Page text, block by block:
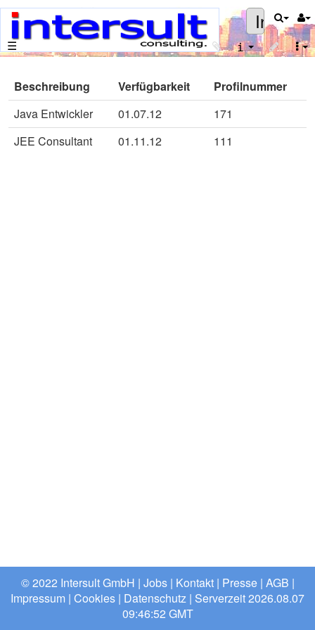
☰
Beschreibung Verfügbarkeit
Profilnummer
Java Entwickler
01.07.12
171
JEE Consultant
01.11.12 111
© 2022 Intersult GmbH | Jobs| Kontakt| Presse| AGB |
Impressum | Cookies | Datenschutz | Serverzeit 2026.08.07
09:46:52 GMT